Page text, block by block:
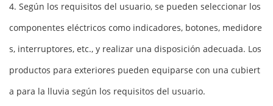
4. Según los requisitos del usuario, se pueden seleccionar los
componentes eléctricos como indicadores, botones, medidore
s, interruptores, etc., y realizar una disposición adecuada. Los
productos para exteriores pueden equiparse con una cubiert
a para la lluvia según los requisitos del usuario.